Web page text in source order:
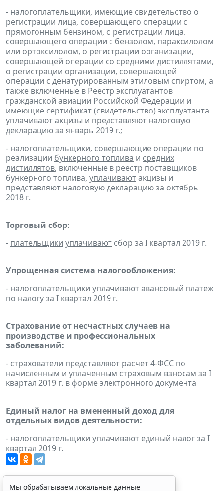
- налогоплательщики, имеющие свидетельство о
регистрации лица, совершающего операции с
прямогонным бензином, о регистрации лица,
совершающего операции с бензолом, параксилолом
или ортоксилолом, о регистрации организации,
совершающей операции со средними дистиллятами,
о регистрации организации, совершающей
операции с денатурированным этиловым спиртом, а
также включенные в Реестр эксплуатантов
гражданской авиации Российской Федерации и
имеющие сертификат (свидетельство) эксплуатанта
уплачиваютакцизы и представляют налоговую
декларациюза январь 2019 г.;
- налогоплательщики, совершающие операции по
реализации бункерного топлива и средних
дистиллятов, включенные в реестр поставщиков
бункерного топлива, уплачиваютакцизы и
представляют налоговую декларацию за октябрь
2018 г.
Торговый сбор:
- плательщики уплачивают сбор за I квартал 2019 г.
Упрощенная система налогообложения:
- налогоплательщики уплачиваютавансовый платеж
по налогу за I квартал 2019 г.
Страхование от несчастных случаев на
производстве и профессиональных
заболеваний:
- страхователи представляют расчет4-ФСС по
начисленным и уплаченным страховым взносам за I
квартал 2019 г. в форме электронного документа
Единый налог на вмененный доход для
отдельных видов деятельности:
- налогоплательщики уплачивают единый налог за I
квартал 2019 г.
Мы обрабатываем локальные данные